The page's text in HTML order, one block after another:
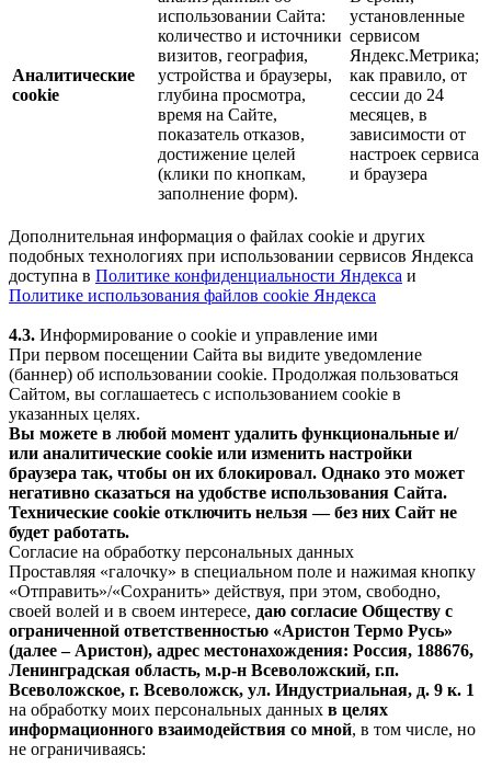
Аналитические
cookie
использовании Сайта:
количество и источники
визитов, география,
устройства и браузеры,
глубина просмотра,
время на Сайте,
показатель отказов,
достижение целей
(клики по кнопкам,
заполнение форм).
установленные
сервисом
Яндекс.Метрика;
как правило, от
сессии до 24
месяцев, в
зависимости от
настроек сервиса
и браузера
Дополнительная информация о файлах cookie и других
подобных технологиях при использовании сервисов Яндекса
доступна в Политике конфиденциальности Яндекса и
Политике использования файлов cookie Яндекса
4.3. Информирование о cookie и управление ими
При первом посещении Сайта вы видите уведомление
(баннер) об использовании cookie. Продолжая пользоваться
Сайтом, вы соглашаетесь с использованием cookie в
указанных целях.
Вы можете в любой момент удалить функциональные и/
или аналитические cookie или изменить настройки
браузера так, чтобы он их блокировал. Однако это может
негативно сказаться на удобстве использования Сайта.
Технические cookie отключить нельзя — без них Сайт не
будет работать.
Согласие на обработку персональных данных
Проставляя «галочку» в специальном поле и нажимая кнопку
«Отправить»/«Сохранить» действуя, при этом, свободно,
своей волей и в своем интересе, даю согласие Обществу с
ограниченной ответственностью «Аристон Термо Русь»
(далее – Аристон), адрес местонахождения: Россия, 188676,
Ленинградская область, м.р-н Всеволожский, г.п.
Всеволожское, г. Всеволожск, ул. Индустриальная, д. 9 к. 1
на обработку моих персональных данных в целях
информационного взаимодействия со мной, в том числе, но
не ограничиваясь: